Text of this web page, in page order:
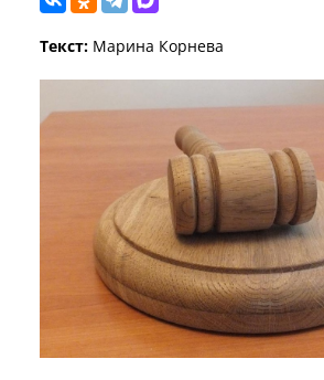
Текст: Марина Корнева